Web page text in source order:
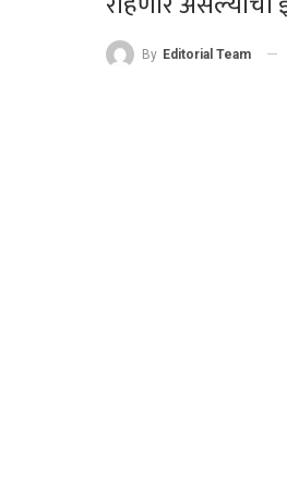
By Editorial Team